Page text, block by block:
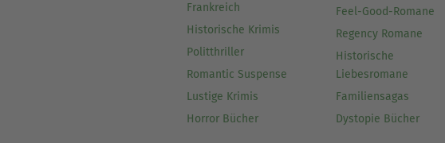
Frankreich
Historische Krimis
Politthriller
Romantic Suspense
Lustige Krimis
Horror Bücher
Feel-Good-Romane
Regency Romane
Historische
Liebesromane
Familiensagas
Dystopie Bücher